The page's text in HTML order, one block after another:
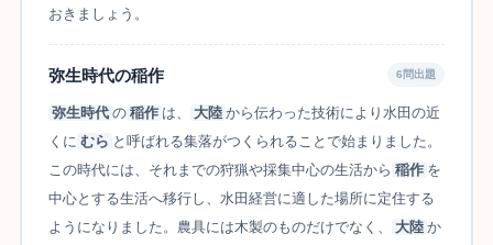
おきましょう。
弥生時代の稲作 6問出題
弥生時代 の 稲作 は、 大陸 から伝わった技術により水田の近
くに むら と呼ばれる集落がつくられることで始まりました。
この時代には、それまでの狩猟や採集中心の生活から 稲作 を
中心とする生活へ移行し、水田経営に適した場所に定住する
ようになりました。農具には木製のものだけでなく、
大陸 か